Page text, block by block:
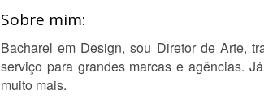
Sobre mim:
Bacharel em Design, sou Diretor de Arte,
serviço para grandes marcas e agências.
muito mais.